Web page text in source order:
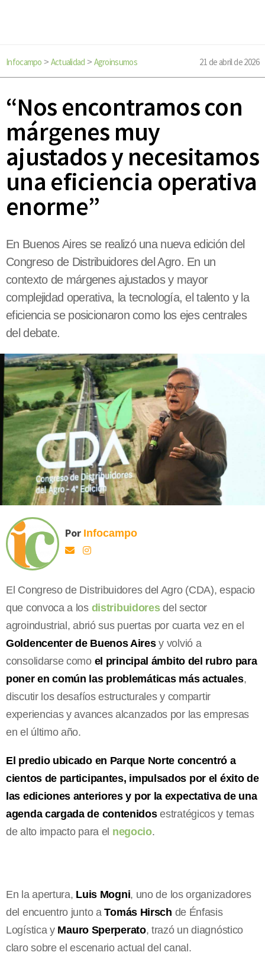
Infocampo > Actualidad > Agroinsumos 21 de abril de 2026
“Nos encontramos con
márgenes muy
ajustados y necesitamos
una eficiencia operativa
enorme”
En Buenos Aires se realizó una nueva edición del
Congreso de Distribuidores del Agro. En un
contexto de márgenes ajustados y mayor
complejidad operativa, la tecnología, el talento y la
eficiencia se posicionaron como los ejes centrales
del debate.
Por Infocampo
El Congreso de Distribuidores del Agro (CDA), espacio
que convoca a los distribuidoresdel sector
agroindustrial, abrió sus puertas por cuarta vez en el
Goldencenter de Buenos Airesy volvió a
consolidarse como el principal ámbito del rubro para
poner en común las problemáticas más actuales,
discutir los desafíos estructurales y compartir
experiencias y avances alcanzados por las empresas
en el último año.
El predio ubicado en Parque Norte concentró a
cientos de participantes, impulsados por el éxito de
las ediciones anteriores y por la expectativa de una
agenda cargada de contenidosestratégicos y temas
de alto impacto para el negocio.
En la apertura, Luis Mogni, uno de los organizadores
del encuentro junto aTomás Hirsch de Énfasis
Logística y Mauro Sperperato, trazó un diagnóstico
claro sobre el escenario actual del canal.